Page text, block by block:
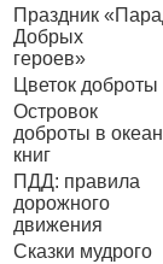
Праздник
Добрых
героев»
Цветок доброты
Островок
доброты в
книг
ПДД: правила
дорожного
движения
Сказки мудрого